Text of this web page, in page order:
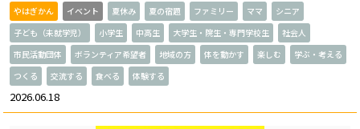
やはぎかん イベント 夏休み 夏の宿題 ファミリー ママ
シニア
子ども（未就学児）
小学生 中高生 大学生・院生・専門学校生
社会人
市民活動団体
ボランティア希望者 地域の方 体を動かす 楽しむ
学ぶ・考える
つくる
交流する 食べる 体験する
2026.06.18